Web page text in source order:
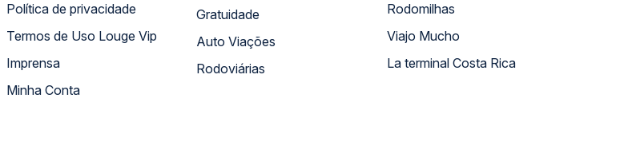
Política de privacidade
Termos de Uso Louge Vip
Imprensa
Minha Conta
Gratuidade
Auto Viações
Rodoviárias
Rodomilhas
Viajo Mucho
La terminal Costa Rica